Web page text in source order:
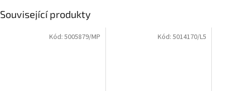
Související produkty
Kód: 5005879/MP Kód: 5014170/L5